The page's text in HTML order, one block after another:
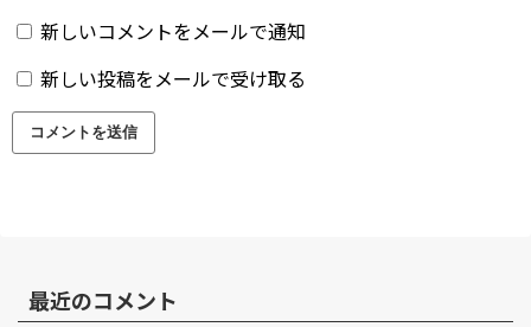
新しいコメントをメールで通知
新しい投稿をメールで受け取る
最近のコメント